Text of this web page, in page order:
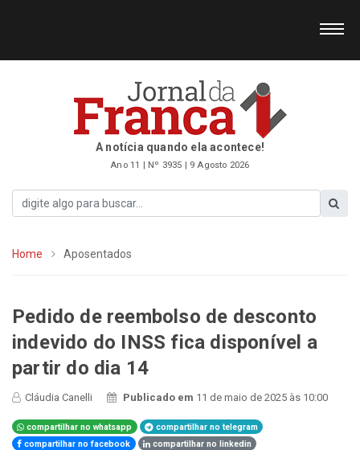
A notícia quando ela acontece!
Ano 11 | Nº 3935 | 9 Agosto 2026
Home Aposentados
Pedido de reembolso de desconto
indevido do INSS fica disponível a
partir do dia 14
Cláudia Canelli Publicado em 11 de maio de 2025 às 10:00
compartilhar no whatsapp
compartilhar no telegram
compartilhar no facebook
compartilhar no linkedin